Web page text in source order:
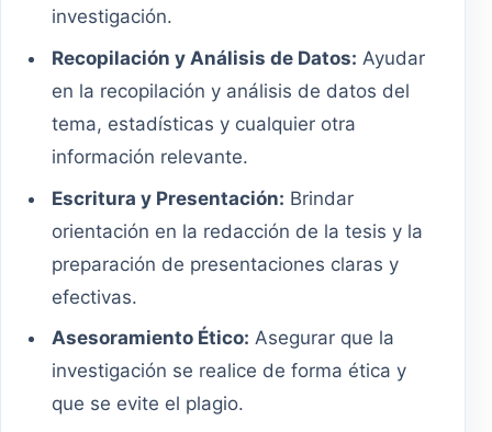
investigación.
Recopilación y Análisis de Datos: Ayudar
en la recopilación y análisis de datos del
tema, estadísticas y cualquier otra
información relevante.
Escritura y Presentación: Brindar
orientación en la redacción de la tesis y la
preparación de presentaciones claras y
efectivas.
Asesoramiento Ético: Asegurar que la
investigación se realice de forma ética y
que se evite el plagio.